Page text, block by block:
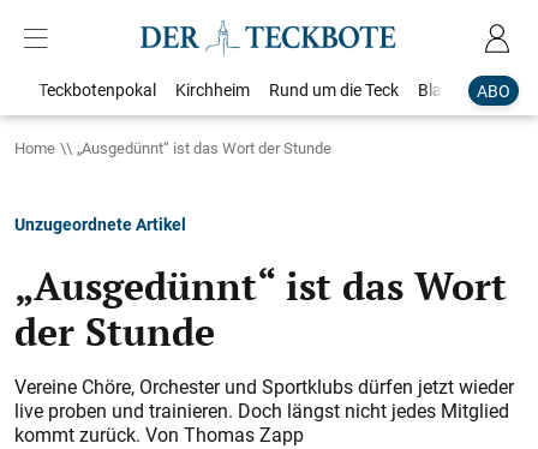
ABO
Teckbotenpokal Kirchheim Rund um die Teck Blaulicht
Home „Ausgedünnt“ ist das Wort der Stunde
Unzugeordnete Artikel
„Ausgedünnt“ ist das Wort
der Stunde
Vereine Chöre, Orchester und Sportklubs dürfen jetzt wieder
live proben und trainieren. Doch längst nicht jedes Mitglied
kommt zurück. Von Thomas Zapp